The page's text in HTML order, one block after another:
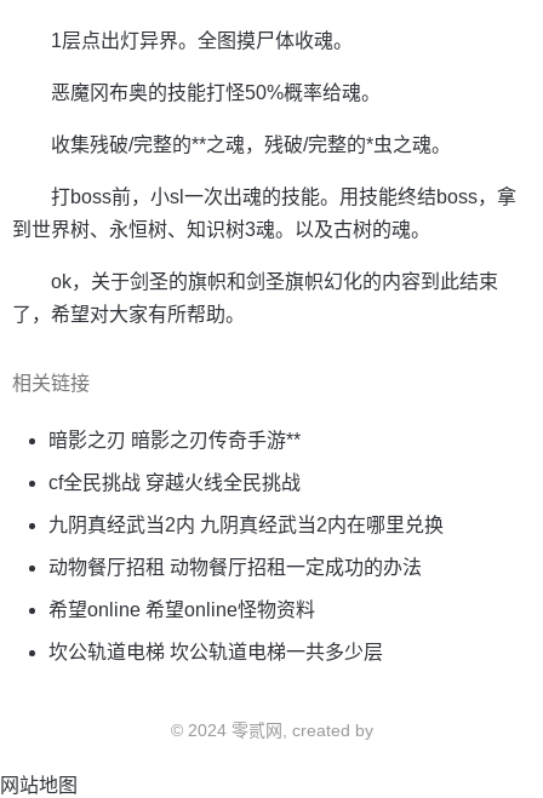
1层点出灯异界。全图摸尸体收魂。
恶魔冈布奥的技能打怪50%概率给魂。
收集残破/完整的**之魂，残破/完整的*虫之魂。
打boss前，小sl一次出魂的技能。用技能终结boss，拿
到世界树、永恒树、知识树3魂。以及古树的魂。
ok，关于剑圣的旗帜和剑圣旗帜幻化的内容到此结束
了，希望对大家有所帮助。
相关链接
暗影之刃 暗影之刃传奇手游**
cf全民挑战 穿越火线全民挑战
九阴真经武当2内 九阴真经武当2内在哪里兑换
动物餐厅招租 动物餐厅招租一定成功的办法
希望online 希望online怪物资料
坎公轨道电梯 坎公轨道电梯一共多少层
© 2024 零贰网, created by
网站地图